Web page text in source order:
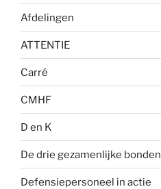
Afdelingen
ATTENTIE
Carré
CMHF
D en K
De drie gezamenlijke bonden
Defensiepersoneel in actie